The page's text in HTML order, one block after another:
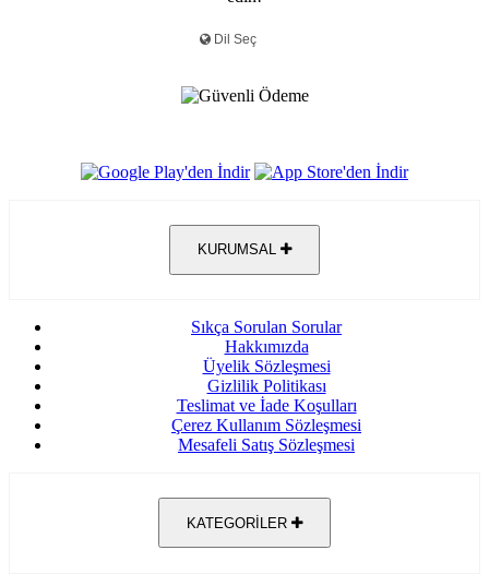
KURUMSAL
Sıkça Sorulan Sorular
Hakkımızda
Üyelik Sözleşmesi
Gizlilik Politikası
Teslimat ve İade Koşulları
Çerez Kullanım Sözleşmesi
Mesafeli Satış Sözleşmesi
KATEGORİLER